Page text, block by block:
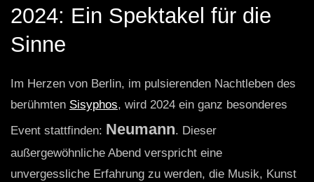
2024: Ein Spektakel für die
Sinne
Im Herzen von Berlin, im pulsierenden Nachtleben des
berühmten Sisyphos, wird 2024 ein ganz besonderes
Event stattfinden: Neumann. Dieser
außergewöhnliche Abend verspricht eine
unvergessliche Erfahrung zu werden, die Musik, Kunst